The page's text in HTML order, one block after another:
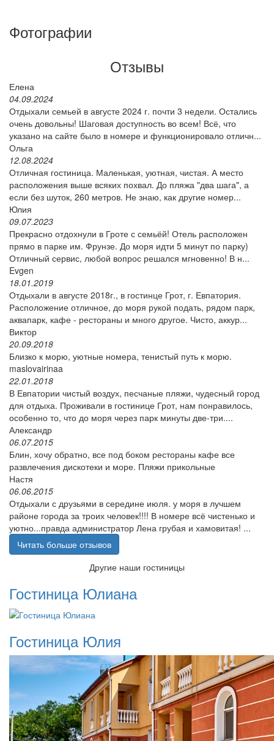
Фотографии
Отзывы
Елена
04.09.2024
Отдыхали семьей в августе 2024 г. почти 3 недели. Остались
очень довольны! Шаговая доступность во всем! Всё, что
указано на сайте было в номере и функционировало отличн...
Ольга
12.08.2024
Отличная гостиница. Маленькая, уютная, чистая. А место
расположения выше всяких похвал. До пляжа "два шага", а
если без шуток, 260 метров. Не знаю, как другие номер...
Юлия
09.07.2023
Прекрасно отдохнули в Гроте с семьёй! Отель расположен
прямо в парке им. Фрунзе. До моря идти 5 минут по парку)
Отличный сервис, любой вопрос решался мгновенно! В н...
Evgen
18.01.2019
Отдыхали в августе 2018г., в гостинце Грот, г. Евпатория.
Расположение отличное, до моря рукой подать, рядом парк,
аквапарк, кафе - рестораны и много другое. Чисто, аккур...
Виктор
20.09.2018
Близко к морю, уютные номера, тенистый путь к морю.
maslovairinaa
22.01.2018
В Евпатории чистый воздух, песчаные пляжи, чудесный город
для отдыха. Проживали в гостинице Грот, нам понравилось,
особенно то, что до моря через парк минуты две-три....
Александр
06.07.2015
Блин, хочу обратно, все под боком рестораны кафе все
развлечения дискотеки и море. Пляжи прикольные
Настя
06.06.2015
Отдыхали с друзьями в середине июля. у моря в лучшем
районе города за троих человек!!!! В номере всё чистенько и
уютно...правда администратор Лена грубая и хамовитая! ...
Читать больше отзывов
Другие наши гостиницы
Гостиница Юлиана
Гостиница Юлия